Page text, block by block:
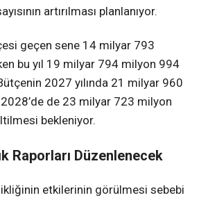
artırılması planlanıyor.
geçen sene 14 milyar 793
bu yıl 19 milyar 794 milyon 994
Bütçenin 2027 yılında 21 milyar 960
de 23 milyar 723 milyon
bekleniyor.
Raporları Düzenlenecek
etkilerinin görülmesi sebebi